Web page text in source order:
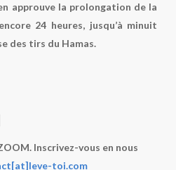
approuve la prolongation de la
24 heures, jusqu’à minuit
des tirs du Hamas.
Inscrivez-vous en nous
toi.com